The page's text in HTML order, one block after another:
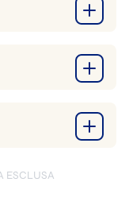
ESCLUSA